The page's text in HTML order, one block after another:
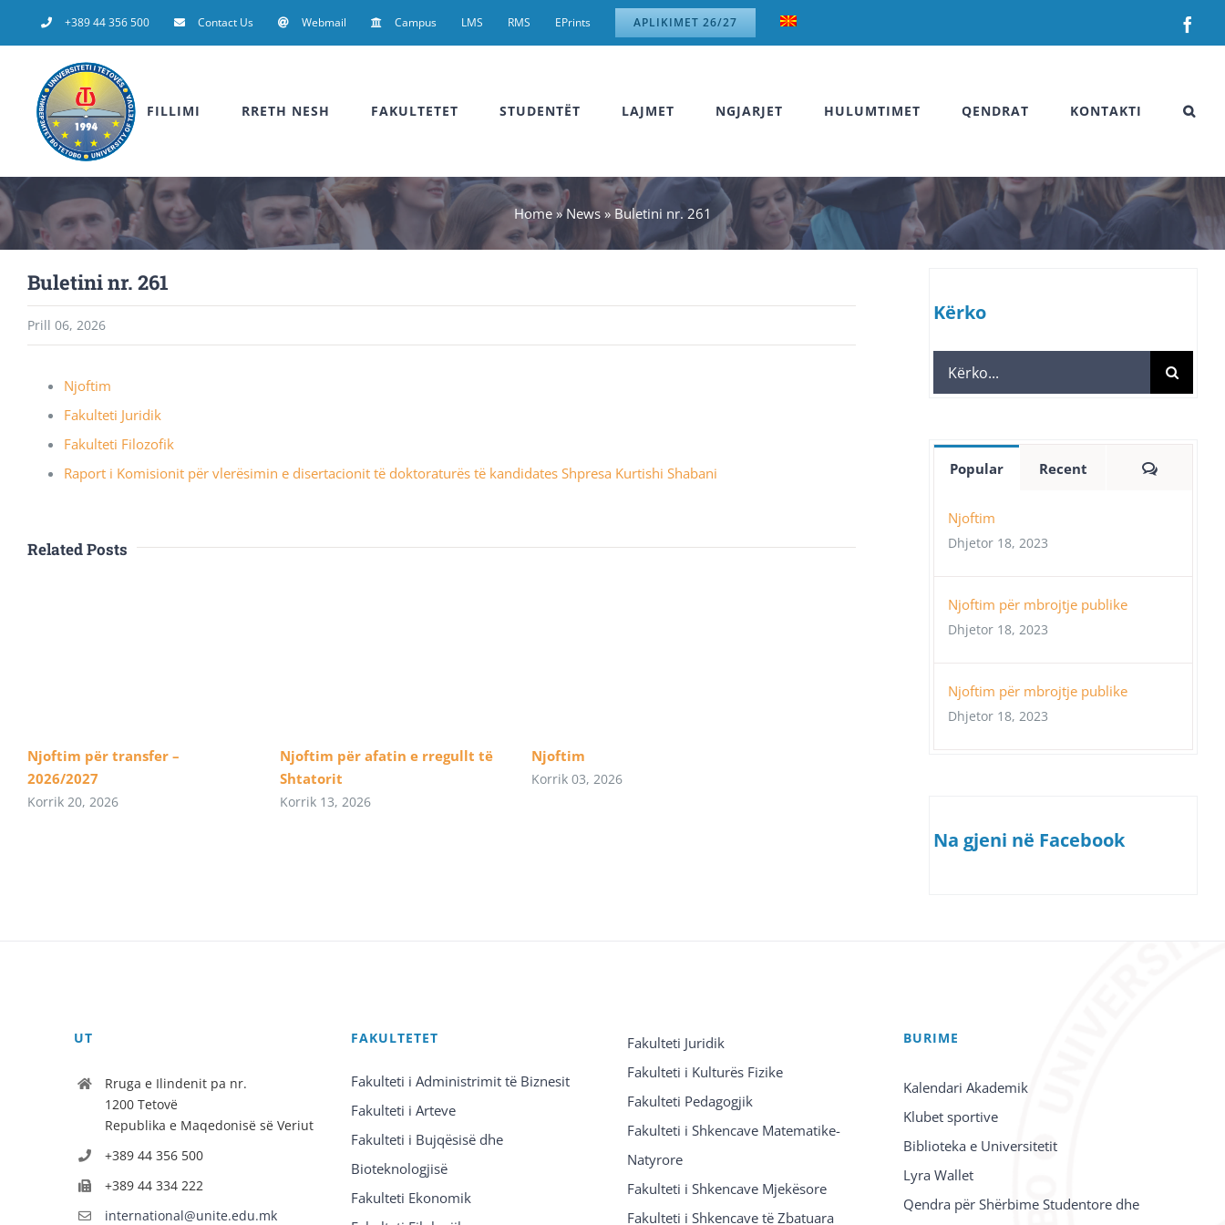
to
+389 44 356 500 Contact Us Webmail Campus LMS RMS EPrints APLIKIMET 26/27
FILLIMI RRETH NESH FAKULTETET STUDENTËT LAJMET NGJARJET HULUMTIMET QENDRAT KONTAKTI
Home»News» Buletini nr. 261
Buletini nr. 261
Prill 06, 2026
Njoftim
Fakulteti Juridik
Fakulteti Filozofik
Raport i Komisionit për vlerësimin e disertacionit të doktoraturës të kandidates Shpresa Kurtishi Shabani
Related Posts
Njoftim për transfer –
2026/2027
Korrik 20, 2026
Njoftim për afatin e rregullt të
Shtatorit
Korrik 13, 2026
Njoftim
Korrik 03, 2026
Kërko
Search
for:
Popular Recent
Njoftim
Dhjetor 18, 2023
Njoftim për mbrojtje publike
Dhjetor 18, 2023
Njoftim për mbrojtje publike
Dhjetor 18, 2023
Na gjeni në Facebook
UT
Rruga e Ilindenit pa nr.
1200 Tetovë
Republika e Maqedonisë së Veriut
+389 44 356 500
+389 44 334 222
international@unite.edu.mk
FAKULTETET
Fakulteti i Administrimit të Biznesit
Fakulteti i Arteve
Fakulteti i Bujqësisë dhe
Bioteknologjisë
Fakulteti Ekonomik
Fakulteti Juridik
Fakulteti i Kulturës Fizike
Fakulteti Pedagogjik
Fakulteti i Shkencave Matematike-
Natyrore
Fakulteti i Shkencave Mjekësore
Fakulteti i Shkencave të Zbatuara
BURIME
Kalendari Akademik
Klubet sportive
Biblioteka e Universitetit
Lyra Wallet
Qendra për Shërbime Studentore dhe